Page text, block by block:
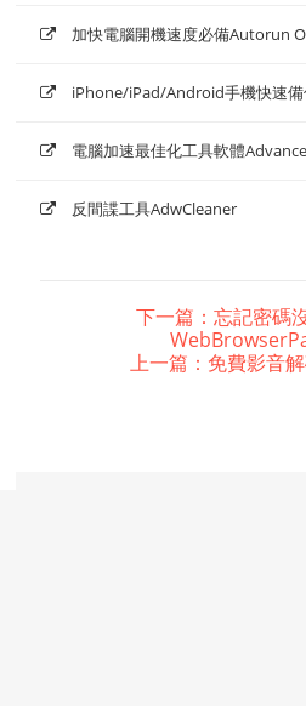
加快電腦開機速度必備Autorun
iPhone/iPad/Android手機快速
電腦加速最佳化工具軟體
反間諜工具AdwCleaner
下一篇：忘記密碼
上一篇：免費影音